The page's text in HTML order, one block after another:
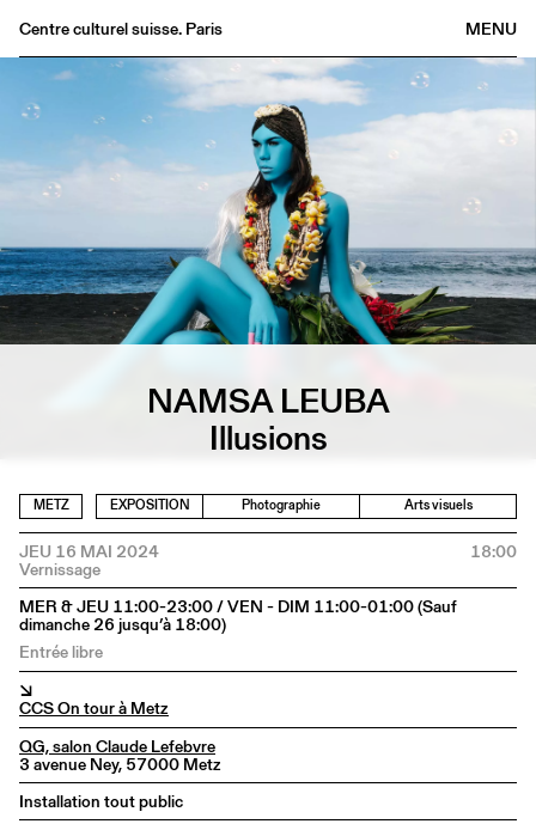
MENU
Centre culturel suisse. Paris
Agenda
Librairie
Archives
Éditions
Informations
FR/EN
NAMSA LEUBA
Illusions
METZ EXPOSITION Photographie Arts visuels
JEU 16 MAI 2024 18:00
MER & JEU 11:00-23:00 / VEN - DIM 11:00-01:00 (Sauf
dimanche 26 jusqu’à 18:00)
Entrée libre
↘
CCS On tour à Metz
QG, salon Claude Lefebvre
3 avenue Ney, 57000 Metz
Installation tout public